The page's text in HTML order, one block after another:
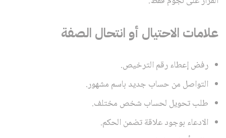
علامات الاحتيال أو انتحال الصفة
رفض إعطاء رقم الترخيص.
التواصل من حساب جديد باسم مشهور.
طلب تحويل لحساب شخص مختلف.
الادعاء بوجود علاقة تضمن الحكم.